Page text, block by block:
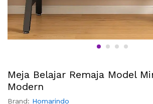
Meja Belajar Remaja Model
Modern
Brand: Homarindo